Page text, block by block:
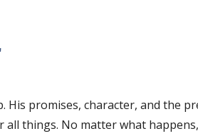
His promises, character, and the
things. No matter what